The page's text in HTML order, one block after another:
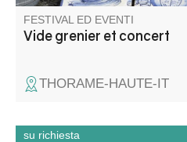
FESTIVAL ED EVENTI
Vide grenier et concert
THORAME-HAUTE-IT
su richiesta